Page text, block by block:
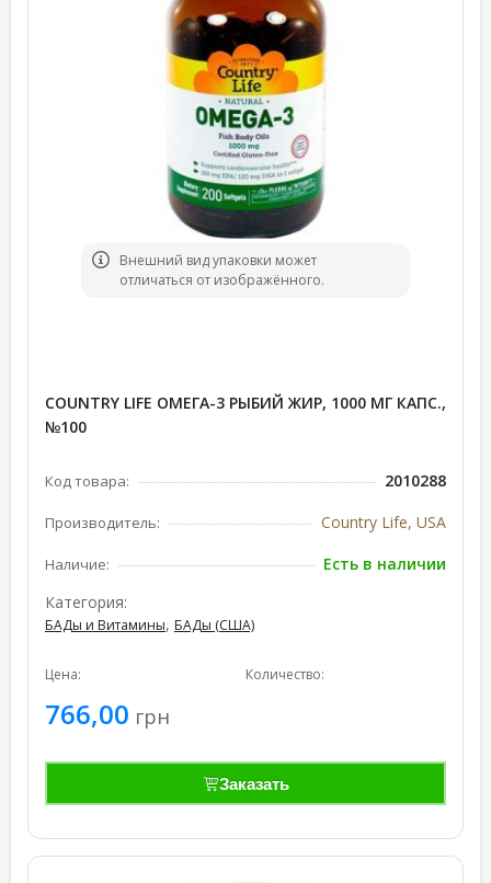
Bнешний вид упаковки может
отличаться от изображённого.
COUNTRY LIFE ОМЕГА-3 РЫБИЙ ЖИР, 1000 МГ КАПС.,
№100
Код товара: 2010288
Производитель: Country Life, USA
Наличие:
Есть в наличии
Категория:
БАДы и Витамины, БАДы (США)
Цена:
766,00 грн
Количество:
Заказать